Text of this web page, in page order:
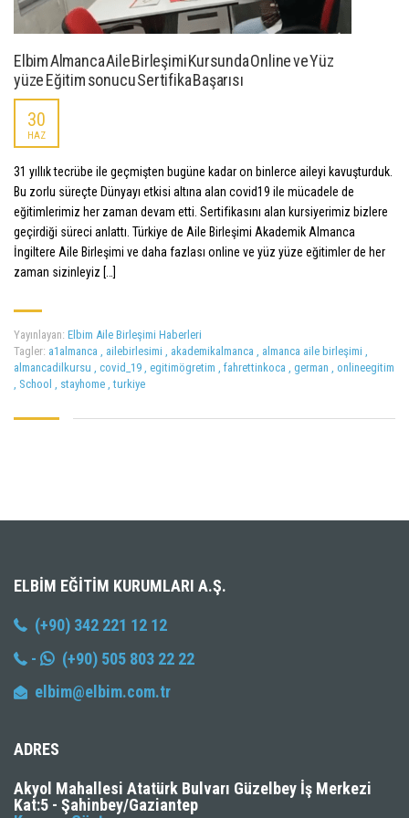
Elbim Almanca Aile Birleşimi Kursunda Online ve Yüz
yüze Eğitim sonucu Sertifika Başarısı
30
HAZ
31 yıllık tecrübe ile geçmişten bugüne kadar on binlerce aileyi kavuşturduk.
Bu zorlu süreçte Dünyayı etkisi altına alan covid19 ile mücadele de
eğitimlerimiz her zaman devam etti. Sertifikasını alan kursiyerimiz bizlere
geçirdiği süreci anlattı. Türkiye de Aile Birleşimi Akademik Almanca
İngiltere Aile Birleşimi ve daha fazlası online ve yüz yüze eğitimler de her
zaman sizinleyiz […]
Yayınlayan: Elbim Aile Birleşimi Haberleri
Tagler: a1almanca , ailebirlesimi , akademikalmanca , almanca aile birleşimi ,
almancadilkursu , covid_19 , egitimögretim , fahrettinkoca , german , onlineegitim
, School , stayhome , turkiye
ELBIM EĞITIM KURUMLARI A.Ş.
(+90) 342 221 12 12
-
(+90) 505 803 22 22
elbim@elbim.com.tr
ADRES
Akyol Mahallesi Atatürk Bulvarı Güzelbey İş Merkezi
Kat:5 - Şahinbey/Gaziantep